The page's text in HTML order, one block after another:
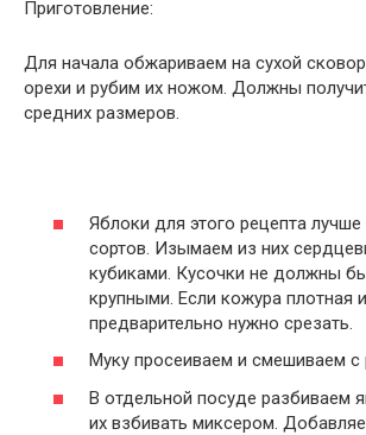
Приготовление:
Для начала обжариваем на сухой
орехи и рубим их ножом. Должны
средних размеров.
Яблоки для этого рецепта
сортов. Изымаем из них
кубиками. Кусочки не должны
крупными. Если кожура плотная
предварительно нужно срезать.
Муку просеиваем и смешиваем с
В отдельной посуде разбиваем
их взбивать миксером.